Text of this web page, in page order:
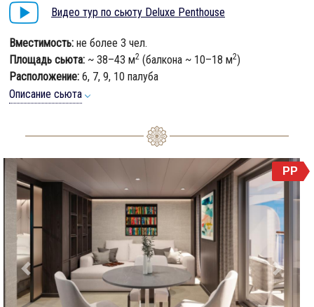
Видео тур по сьюту Deluxe Penthouse
Вместимость: не более 3 чел.
Площадь сьюта: ~ 38–43 м2 (балкона ~ 10–18 м2)
Расположение: 6, 7, 9, 10 палуба
Описание сьюта
Previous Next
PP